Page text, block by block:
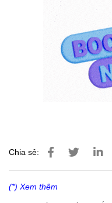
Chia sẻ:
(*) Xem thêm